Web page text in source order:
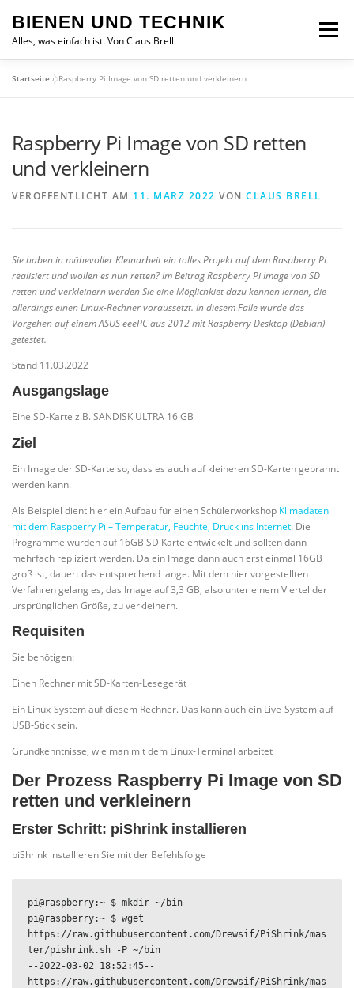
Inhalt
springen
BIENEN UND TECHNIK
Alles, was einfach ist. Von Claus Brell
Menü
Startseite »Raspberry Pi Image von SD retten und verkleinern
Raspberry Pi Image von SD retten
und verkleinern
VERÖFFENTLICHT AM 11. MÄRZ 2022 VON CLAUS BRELL
Sie haben in mühevoller Kleinarbeit ein tolles Projekt auf dem Raspberry Pi
realisiert und wollen es nun retten? Im Beitrag Raspberry Pi Image von SD
retten und verkleinern werden Sie eine Möglichkiet dazu kennen lernen, die
allerdings einen Linux-Rechner voraussetzt. In diesem Falle wurde das
Vorgehen auf einem ASUS eeePC aus 2012 mit Raspberry Desktop (Debian)
getestet.
Stand 11.03.2022
Ausgangslage
Eine SD-Karte z.B. SANDISK ULTRA 16 GB
Ziel
Ein Image der SD-Karte so, dass es auch auf kleineren SD-Karten gebrannt
werden kann.
Als Beispiel dient hier ein Aufbau für einen Schülerworkshop Klimadaten
mit dem Raspberry Pi – Temperatur, Feuchte, Druck ins Internet. Die
Programme wurden auf 16GB SD Karte entwickelt und sollten dann
mehrfach repliziert werden. Da ein Image dann auch erst einmal 16GB
groß ist, dauert das entsprechend lange. Mit dem hier vorgestellten
Verfahren gelang es, das Image auf 3,3 GB, also unter einem Viertel der
ursprünglichen Größe, zu verkleinern.
Requisiten
Sie benötigen:
Einen Rechner mit SD-Karten-Lesegerät
Ein Linux-System auf diesem Rechner. Das kann auch ein Live-System auf
USB-Stick sein.
Grundkenntnisse, wie man mit dem Linux-Terminal arbeitet
Der Prozess Raspberry Pi Image von SD
retten und verkleinern
Erster Schritt: piShrink installieren
piShrink installieren Sie mit der Befehlsfolge
pi@raspberry:~ $ mkdir ~/bin
pi@raspberry:~ $ wget
https://raw.githubusercontent.com/Drewsif/PiShrink/mas
ter/pishrink.sh -P ~/bin
--2022-03-02 18:52:45--
https://raw.githubusercontent.com/Drewsif/PiShrink/mas